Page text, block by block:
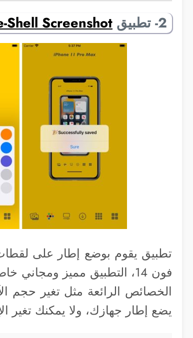
2- تطبيق Shell Screenshot
فون 14، التطبيق مميز
الخصائص الرائعة مثل تغير حجم
يضع إطار جهازك، ولا يمكنك تغير